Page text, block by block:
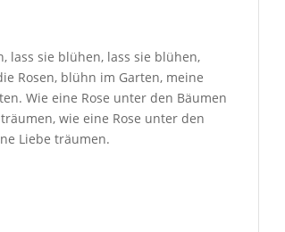
lass sie blühen, lass sie blühen,
Rosen, blühn im Garten, meine
Wie eine Rose unter den Bäumen
wie eine Rose unter den
Liebe träumen.